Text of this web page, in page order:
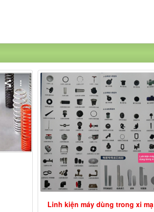
Linh kiện máy dùng trong xi mạ